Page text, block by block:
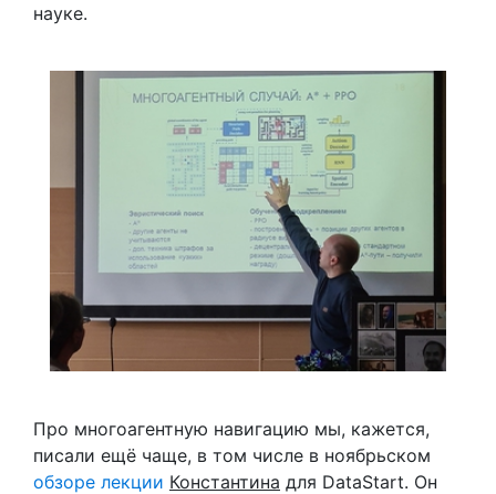
науке.
Про многоагентную навигацию мы, кажется,
писали ещё чаще, в том числе в ноябрьском
обзоре лекции Константина для DataStart. Он